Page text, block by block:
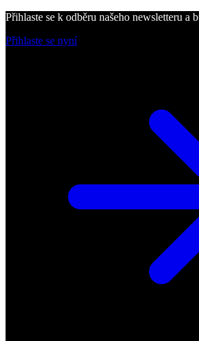
Přihlaste se k odběru našeho newsletteru a
Přihlaste se nyní